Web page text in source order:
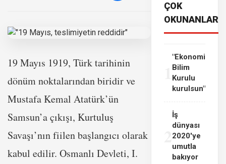
19 Mayıs 1919, Türk tarihinin
dönüm noktalarından biridir ve
Mustafa Kemal Atatürk’ün
Samsun’a çıkışı, Kurtuluş
Savaşı’nın fiilen başlangıcı olarak
kabul edilir. Osmanlı Devleti, I.
ÇOK
OKUNANLAR
"Ekonomi
Bilim
Kurulu
kurulsun"
İş
dünyası
2020'ye
umutla
bakıyor